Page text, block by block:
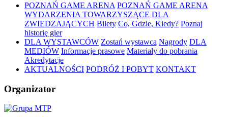
POZNAŃ GAME ARENA POZNAŃ GAME ARENA
WYDARZENIA TOWARZYSZĄCE DLA
ZWIEDZAJĄCYCH Bilety Co, Gdzie, Kiedy? Poznaj
historię gier
DLA WYSTAWCÓW Zostań wystawcą Nagrody DLA
MEDIÓW Informacje prasowe Materiały do pobrania
Akredytacje
AKTUALNOŚCI PODRÓŻ I POBYT KONTAKT
Organizator